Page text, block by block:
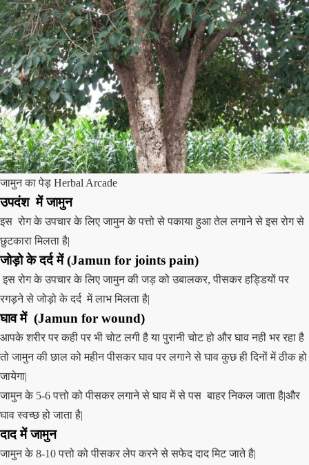
जामुन का पेड़ Herbal Arcade
उपदंश मेंजामुन
इस रोग के उपचार के लिए जामुन के पत्तो से पकाया हुआ तेल लगाने से इस रोग से
छुटकारा मिलता है|
जोड़ो के दर्द में(Jamun for joints pain)
इस रोग के उपचार के लिए जामुन की जड़ को उबालकर, पीसकर हड्डियों पर
रगड़ने से जोड़ो के दर्द में लाभ मिलता है|
घाव में (Jamun for wound)
आपके शरीर पर कही पर भी चोट लगी है या पुरानी चोट हो और घाव नही भर रहा है
तो जामुन की छाल को महीन पीसकर घाव पर लगाने से घाव कुछ ही दिनों में ठीक हो
जायेगा|
जामुन के 5-6 पत्तो को पीसकर लगाने से घाव में से पस बाहर निकल जाता है|और
घाव स्वच्छ हो जाता है|
दाद मेंजामुन
जामुन के 8-10 पत्तो को पीसकर लेप करने से सफेद दाद मिट जाते है|